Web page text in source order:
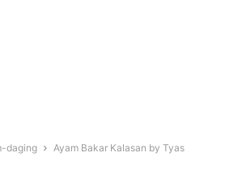
daging
Ayam Bakar Kalasan by Tyas